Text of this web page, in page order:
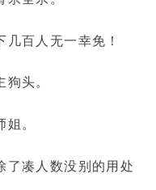
百人无一幸免！
头。
。
了凑人数没别的用处